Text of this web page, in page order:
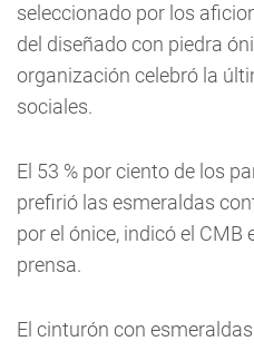
seleccionado por los
del diseñado con piedra
organización celebró la
sociales.
El 53 % por ciento de los
prefirió las esmeraldas
por el ónice, indicó el
prensa.
El cinturón con